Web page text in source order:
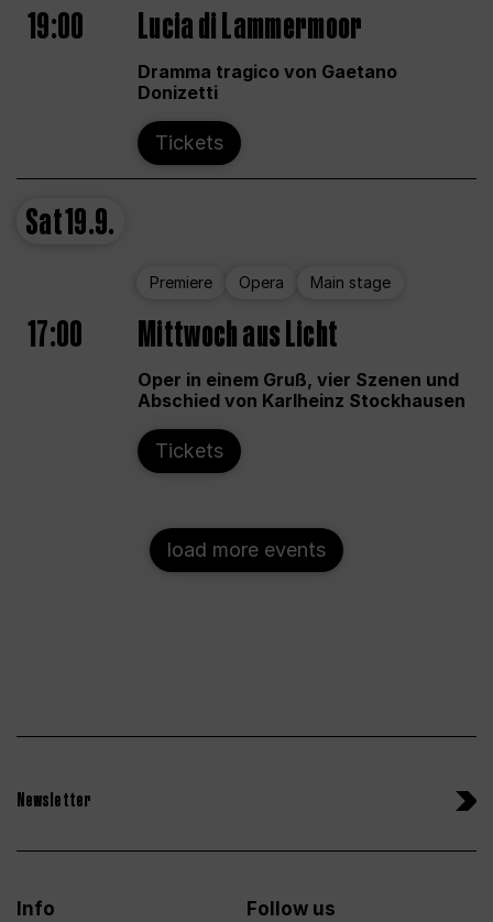
19:00 Lucia di Lammermoor
Dramma tragico von Gaetano
Donizetti
Tickets
Sat19.9.
Premiere Opera Main stage
17:00 Mittwoch aus Licht
Oper in einem Gruß, vier Szenen und
Abschied von Karlheinz Stockhausen
Tickets
load more events
Newsletter
Info Follow us